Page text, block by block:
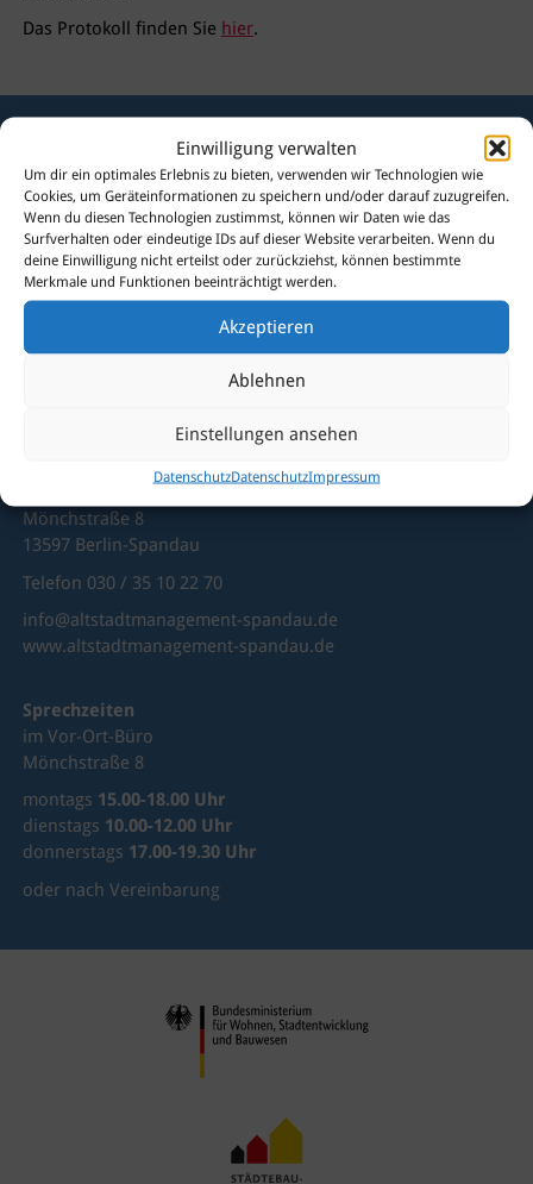
Einwilligung verwalten
Um dir ein optimales Erlebnis zu bieten, verwenden wir Technologien wie
Cookies, um Geräteinformationen zu speichern und/oder darauf zuzugreifen.
Wenn du diesen Technologien zustimmst, können wir Daten wie das
Surfverhalten oder eindeutige IDs auf dieser Website verarbeiten. Wenn du
deine Einwilligung nicht erteilst oder zurückziehst, können bestimmte
Merkmale und Funktionen beeinträchtigt werden.
Akzeptieren
Ablehnen
Einstellungen ansehen
DatenschutzDatenschutzImpressum
Das Protokoll finden Sie hier.
Sie haben Fragen?
Dann kontaktieren Sie uns
gerne!
Mönchstraße 8
13597 Berlin-Spandau
Telefon 030 / 35 10 22 70
info@altstadtmanagement-spandau.de
www.altstadtmanagement-spandau.de
Sprechzeiten
im Vor-Ort-Büro
Mönchstraße 8
montags 15.00-18.00 Uhr
dienstags 10.00-12.00 Uhr
donnerstags 17.00-19.30 Uhr
oder nach Vereinbarung